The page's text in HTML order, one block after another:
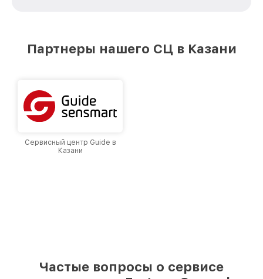
лучшим сервисным центром Fortuna в городе
Партнеры нашего СЦ в Казани
Сервисный центр Guide в
Казани
Частые вопросы о сервисе